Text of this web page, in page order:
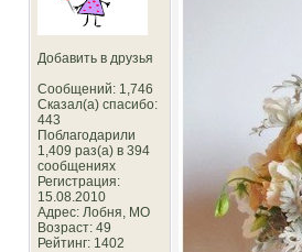
Добавить в друзья
Сообщений: 1,746
Сказал(а) спасибо:
443
Поблагодарили
1,409 раз(а) в 394
сообщениях
Регистрация:
15.08.2010
Адрес: Лобня, MO
Возраст: 49
Рейтинг: 1402